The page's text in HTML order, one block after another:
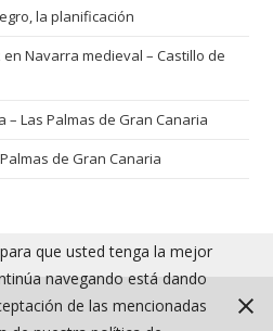
la planificación
enNavarra medieval – Castillo de
– Las Palmas de Gran Canaria
de Gran Canaria
que usted tenga la mejor
navegando está dando
de las mencionadas